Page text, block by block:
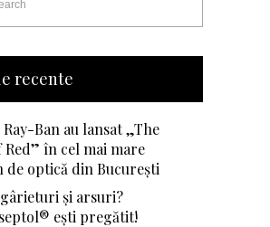
recente
Ray-Ban au lansat „The
Red” în cel mai mare
de optică din București
și arsuri?
ești pregătit!